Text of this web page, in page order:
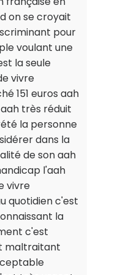
on se croyait
pour
voulant une
la seule
vivre
151 euros aah
très réduit
la personne
dans la
de son aah
l'aah
vivre
quotidien c'est
la
c'est
maltraitant